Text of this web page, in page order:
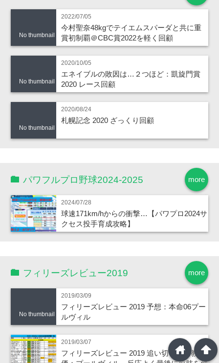
No thumbnail
2022/07/05
今村聖奈48kgでテイエムスパーダと共に重
賞初制覇＠CBC賞2022を軽く回顧
No thumbnail
2020/10/05
エネイブルの敗因は…２つほど：凱旋門賞
2020 レース回顧
No thumbnail
2020/08/24
札幌記念 2020 ざっくり回顧
more
パワフルプロ野球2024-2025
2024/07/28
球速171km/hからの衝撃…【パワプロ2024サ
クセス投手育成攻略】
more
フィリーズレビュー2019
No thumbnail
2019/03/09
フィリーズレビュー 2019 予想：本命06プー
ルヴィル
2019/03/07
フィリーズレビュー 2019 追い切り・調教評arrowup
home